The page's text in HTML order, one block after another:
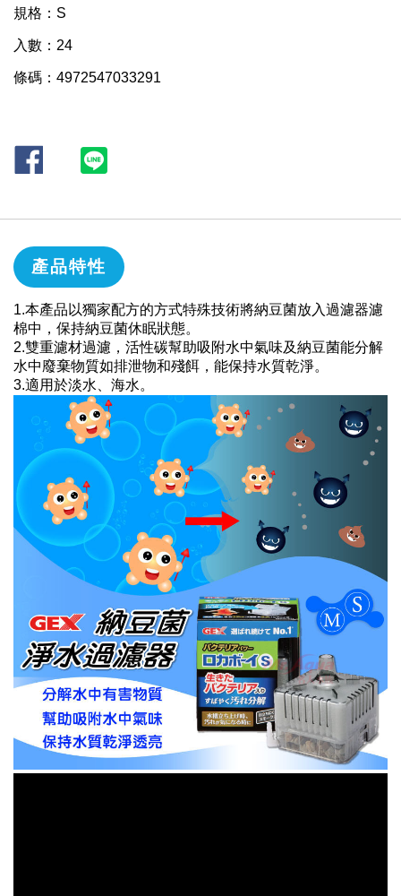
規格：S
入數：24
條碼：4972547033291
產品特性
1.本產品以獨家配方的方式特殊技術將納豆菌放入過濾器濾
棉中，保持納豆菌休眠狀態。
2.雙重濾材過濾，活性碳幫助吸附水中氣味及納豆菌能分解
水中廢棄物質如排泄物和殘餌，能保持水質乾淨。
3.適用於淡水、海水。